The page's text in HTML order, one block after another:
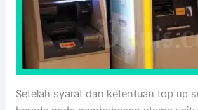
Setelah syarat dan ketentuan top up